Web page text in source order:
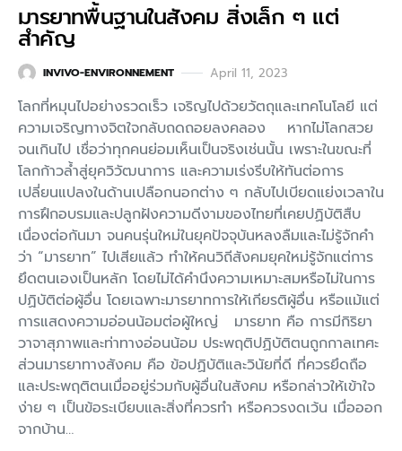
มารยาทพื้นฐานในสังคม สิ่งเล็ก ๆ แต่
สำคัญ
INVIVO-ENVIRONNEMENT April 11, 2023
โลกที่หมุนไปอย่างรวดเร็ว เจริญไปด้วยวัตถุและเทคโนโลยี แต่
ความเจริญทางจิตใจกลับถดถอยลงคลอง หากไม่โลกสวย
จนเกินไป เชื่อว่าทุกคนย่อมเห็นเป็นจริงเช่นนั้น เพราะในขณะที่
โลกก้าวล้ำสู่ยุควิวัฒนาการ และความเร่งรีบให้ทันต่อการ
เปลี่ยนแปลงในด้านเปลือกนอกต่าง ๆ กลับไปเบียดแย่งเวลาใน
การฝึกอบรมและปลูกฝังความดีงามของไทยที่เคยปฏิบัติสืบ
เนื่องต่อกันมา จนคนรุ่นใหม่ในยุคปัจจุบันหลงลืมและไม่รู้จักคำ
ว่า “มารยาท” ไปเสียแล้ว ทำให้คนวิถีสังคมยุคใหม่รู้จักแต่การ
ยึดตนเองเป็นหลัก โดยไม่ได้คำนึงความเหมาะสมหรือไม่ในการ
ปฏิบัติต่อผู้อื่น โดยเฉพาะมารยาทการให้เกียรติผู้อื่น หรือแม้แต่
การแสดงความอ่อนน้อมต่อผู้ใหญ่ มารยาท คือ การมีกิริยา
วาจาสุภาพและท่าทางอ่อนน้อม ประพฤติปฏิบัติตนถูกกาลเทศะ
ส่วนมารยาทางสังคม คือ ข้อปฏิบัติและวินัยที่ดี ที่ควรยึดถือ
และประพฤติตนเมื่ออยู่ร่วมกับผู้อื่นในสังคม หรือกล่าวให้เข้าใจ
ง่าย ๆ เป็นข้อระเบียบและสิ่งที่ควรทำ หรือควรงดเว้น เมื่อออก
จากบ้าน…